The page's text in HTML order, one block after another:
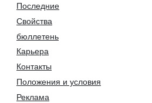
Последние
Свойства
бюллетень
Карьера
Контакты
Положения и условия
Реклама